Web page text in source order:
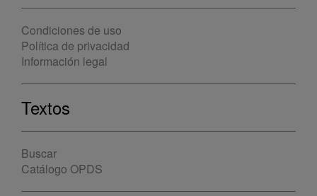
Condiciones de uso
Política de privacidad
Información legal
Textos
Buscar
Catálogo OPDS